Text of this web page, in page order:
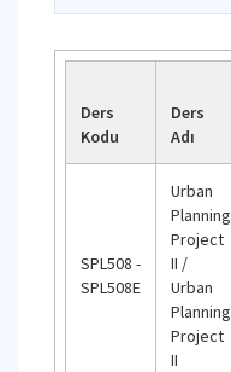
Ders
Kodu
Ders
Adı
SPL508 -
SPL508E
Urban
Planning
Project
II /
Urban
Planning
Project
II